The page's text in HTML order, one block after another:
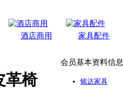
酒店商用 家具配件
革椅
会员基本资料信息
铭达家具